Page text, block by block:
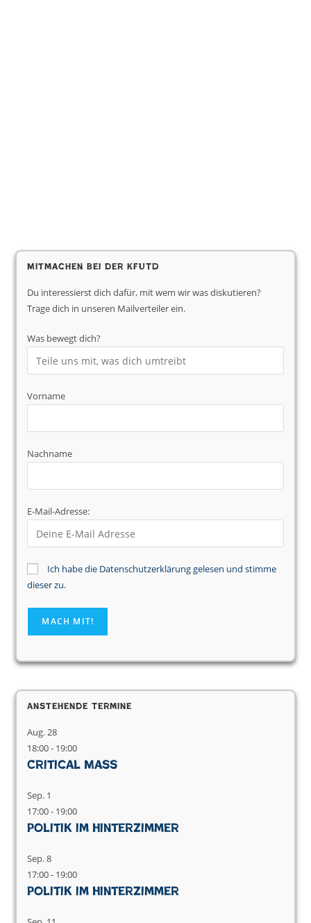
Mitmachen bei der KfUTD
Du interessierst dich dafür, mit wem wir was diskutieren?
Trage dich in unseren Mailverteiler ein.
Was bewegt dich?
Vorname
Nachname
E-Mail-Adresse:
Ich habe die Datenschutzerklärung gelesen und stimme
dieser zu.
Anstehende Termine
Aug.28
18:00- 19:00
Critical Mass
Sep. 1
17:00- 19:00
Politik im Hinterzimmer
Sep.8
17:00- 19:00
Politik im Hinterzimmer